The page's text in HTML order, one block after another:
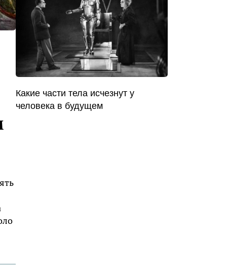
Какие части тела исчезнут у
человека в будущем